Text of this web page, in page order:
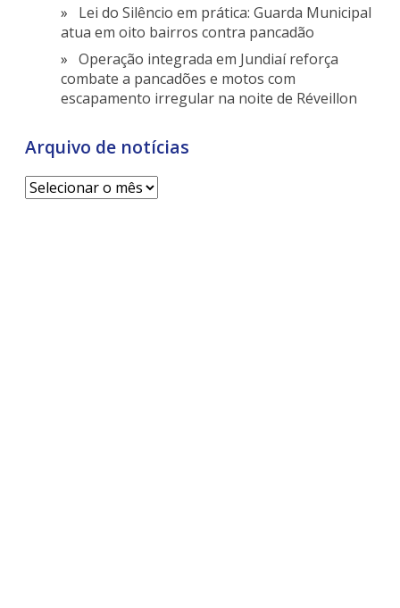
Lei do Silêncio em prática: Guarda Municipal
atua em oito bairros contra pancadão
Operação integrada em Jundiaí reforça
combate a pancadões e motos com
escapamento irregular na noite de Réveillon
Arquivo de notícias
Arquivo
de